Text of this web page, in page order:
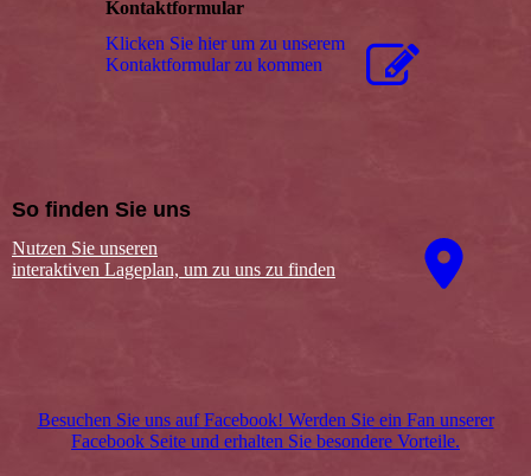
Kontaktformular
Klicken Sie hier um zu unserem
Kon­takt­for­mu­lar zu kommen
So finden Sie uns
Nutzen Sie unseren
interaktiven La­ge­plan, um zu uns zu finden
Besuchen Sie uns auf Facebook! Werden Sie ein Fan unserer
Facebook Seite und erhalten Sie besondere Vorteile.